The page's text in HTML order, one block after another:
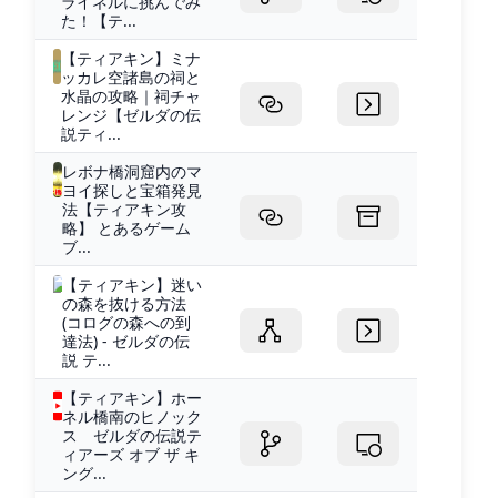
た！【テ...
【ティアキン】ミナ
ッカレ空諸島の祠と
水晶の攻略｜祠チャ
レンジ【ゼルダの伝
説ティ...
レボナ橋洞窟内のマ
ヨイ探しと宝箱発見
法【ティアキン攻
略】 とあるゲーム
ブ...
【ティアキン】迷い
の森を抜ける方法
(コログの森への到
達法) - ゼルダの伝
説 テ...
【ティアキン】ホー
ネル橋南のヒノック
ス ゼルダの伝説テ
ィアーズ オブ ザ キ
ング...